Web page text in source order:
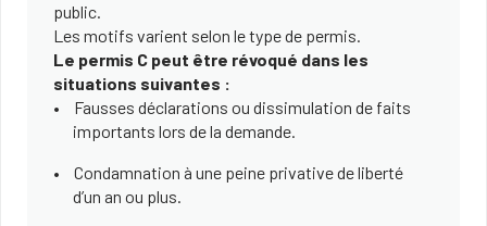
public.
Les motifs varient selon le type de permis.
Le permis C peut être révoqué dans les
situations suivantes :
Fausses déclarations ou dissimulation de faits
importants lors de la demande.
Condamnation à une peine privative de liberté
d’un an ou plus.